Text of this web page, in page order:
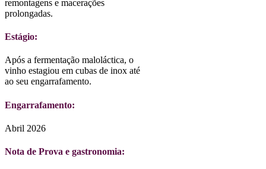
remontagens e macerações
prolongadas.
Estágio:
Após a fermentação maloláctica, o
vinho estagiou em cubas de inox até
ao seu engarrafamento.
Engarrafamento:
Abril 2026
Nota de Prova e gastronomia: